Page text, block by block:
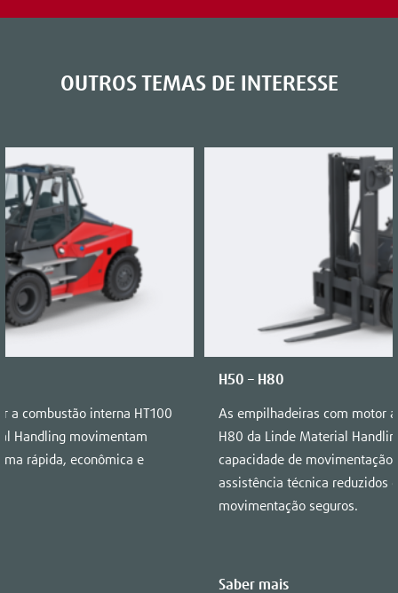
OUTROS TEMAS DE INTERESSE
a combustão interna HT100
Handling movimentam
rápida, econômica e
H50 – H80
As empilhadeiras com motor
H80 da Linde Material
capacidade de movimentação
assistência técnica reduzidos
movimentação seguros.
Saber mais